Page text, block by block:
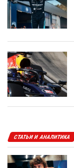
СТАТЬИ И АНАЛИТИКА